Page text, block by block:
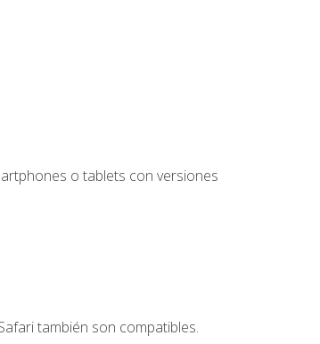
o tablets con versiones
también son compatibles.